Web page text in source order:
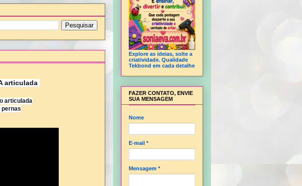
articulada
articulada
pernas
Explore as ideias, solte a
criatividade. Qualidade
Tekbond em cada detalhe
FAZER CONTATO, ENVIE
SUA MENSAGEM
Nome
E-mail *
Mensagem *